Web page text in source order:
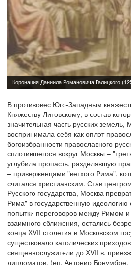
В противовес Юго-Западным
Княжеству Литовскому, в состав
значительная часть русских земель,
воспринимала себя как оплот
богоизбранности православного
сплотившегося вокруг Москвы –
углубила пропасть, разделявшую
– приверженцами "ветхого Рима",
считался христианским. Став
Русского государства, Москва
Рима" в государственную
попытки переговоров между Римом
взаимного сближения, остались
конца XVII столетия в Московском
существовало католических
священнослужители до XVII в.
дипломатов. (еп. Антонио